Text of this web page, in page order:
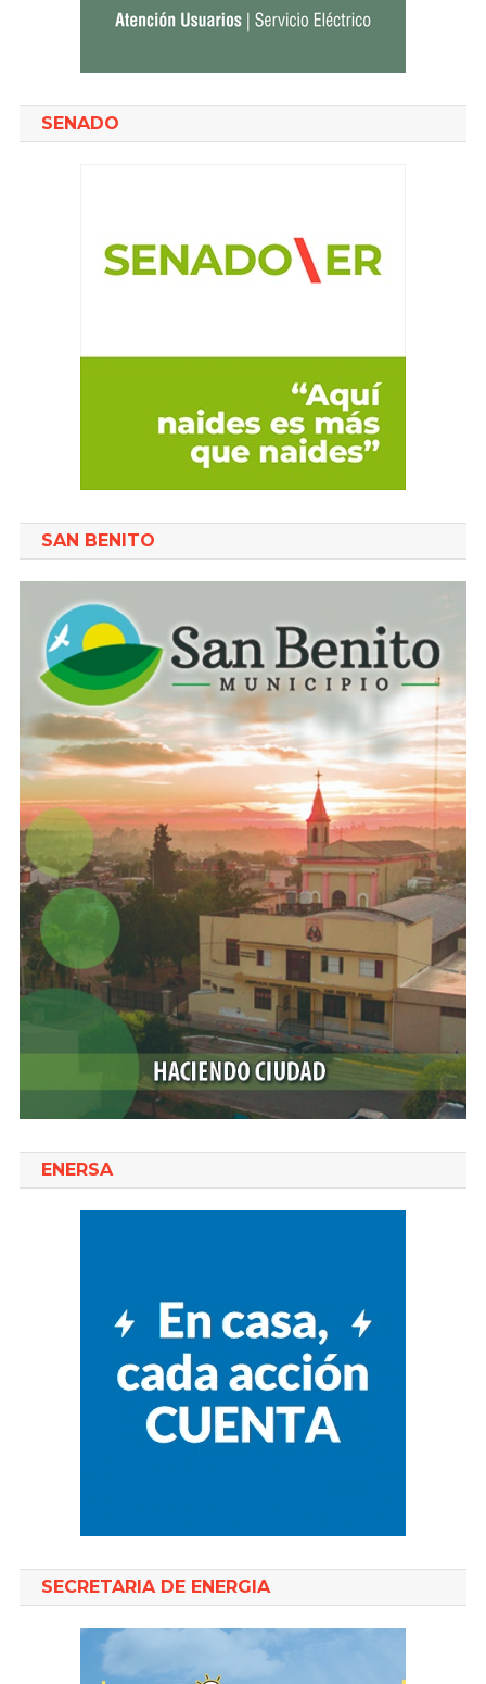
SENADO
SAN BENITO
ENERSA
SECRETARIA DE ENERGIA